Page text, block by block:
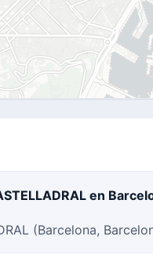
en
(Barcelona,